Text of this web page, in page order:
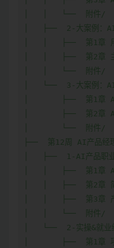
│   │   └──  附件/
│   ├──  2-大案例：
│   │   ├──  第1章
│   │   ├──  第2章
│   │   └──  附件/
│   └──  3-大案例：
│       ├──  第1章 AI
│       ├──  第2章 AI
│       └──  附件/
├──  第12周 AI产品经
│   ├──  1-AI产品职
│   │   ├──  第1章
│   │   ├──  第2章
│   │   ├──  第3章
│   │   └──  附件/
│   └──  2-实操&就业
│       ├──  第1章 项